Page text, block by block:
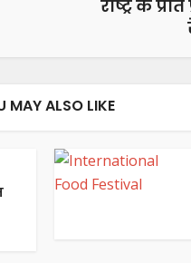
राष्ट्र के
MAY ALSO LIKE